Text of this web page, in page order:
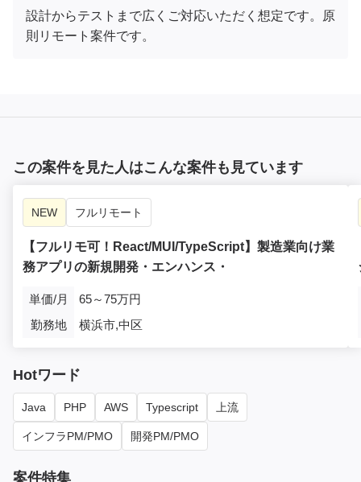
設計からテストまで広くご対応いただく想定です。原
則リモート案件です。
この案件を見た人はこんな案件も見ています
NEW フルリモート
【フルリモ可！React/MUI/TypeScript】製造業向け業
務アプリの新規開発・エンハンス・
単価/月
65～75万円
勤務地
横浜市,中区
Hotワード
Java PHP AWS Typescript 上流
インフラPM/PMO 開発PM/PMO
案件特集